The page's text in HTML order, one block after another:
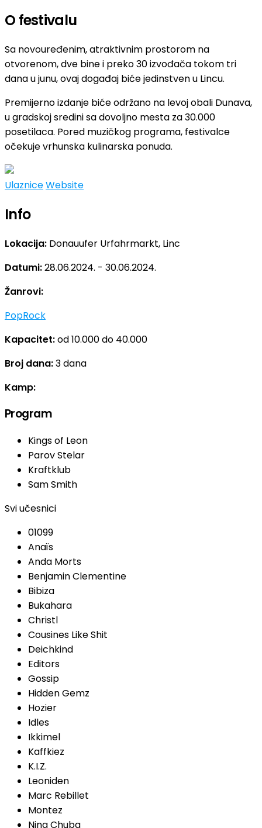
O festivalu
Sa novouređenim, atraktivnim prostorom na
otvorenom, dve bine i preko 30 izvođača tokom tri
dana u junu, ovaj događaj biće jedinstven u Lincu.
Premijerno izdanje biće održano na levoj obali Dunava,
u gradskoj sredini sa dovoljno mesta za 30.000
posetilaca. Pored muzičkog programa, festivalce
očekuje vrhunska kulinarska ponuda.
UlazniceWebsite
Info
Lokacija: Donauufer Urfahrmarkt, Linc
Datumi:28.06.2024. - 30.06.2024.
Žanrovi:
PopRock
Kapacitet:od 10.000 do 40.000
Broj dana:3 dana
Kamp:
Program
Kings of Leon
Parov Stelar
Kraftklub
Sam Smith
Svi učesnici
01099
Anaïs
Anda Morts
Benjamin Clementine
Bibiza
Bukahara
Christl
Cousines Like Shit
Deichkind
Editors
Gossip
Hidden Gemz
Hozier
Idles
Ikkimel
Kaffkiez
K.I.Z.
Leoniden
Marc Rebillet
Montez
Nina Chuba